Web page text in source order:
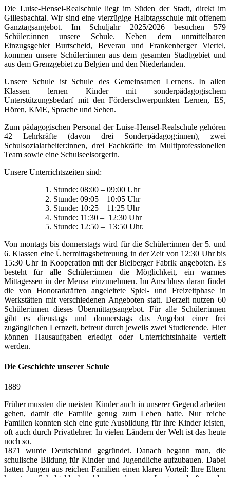
Die Luise-Hensel-Realschule liegt im Süden der Stadt, direkt im
Gillesbachtal. Wir sind eine vierzügige Halbtagsschule mit offenem
Ganztagsangebot. Im Schuljahr 2025/2026 besuchen 579
Schüler:innen unsere Schule. Neben dem unmittelbaren
Einzugsgebiet Burtscheid, Beverau und Frankenberger Viertel,
kommen unsere Schüler:innen aus dem gesamten Stadtgebiet und
aus dem Grenzgebiet zu Belgien und den Niederlanden.
Unsere Schule ist Schule des Gemeinsamen Lernens. In allen
Klassen lernen Kinder mit sonderpädagogischem
Unterstützungsbedarf mit den Förderschwerpunkten Lernen, ES,
Hören, KME, Sprache und Sehen.
Zum pädagogischen Personal der Luise-Hensel-Realschule gehören
42 Lehrkräfte (davon drei Sonderpädagog:innen), zwei
Schulsozialarbeiter:innen, drei Fachkräfte im Multiprofessionellen
Team sowie eine Schulseelsorgerin.
Unsere Unterrichtszeiten sind:
1. Stunde: 08:00 – 09:00 Uhr
2. Stunde: 09:05 – 10:05 Uhr
3. Stunde: 10:25 – 11:25 Uhr
4. Stunde: 11:30 – 12:30 Uhr
5. Stunde: 12:50 – 13:50 Uhr.
Von montags bis donnerstags wird für die Schüler:innen der 5. und
6. Klassen eine Übermittagsbetreuung in der Zeit von 12:30 Uhr bis
15:30 Uhr in Kooperation mit der Bleiberger Fabrik angeboten. Es
besteht für alle Schüler:innen die Möglichkeit, ein warmes
Mittagessen in der Mensa einzunehmen. Im Anschluss daran findet
die von Honorarkräften angeleitete Spiel- und Freizeitphase in
Werkstätten mit verschiedenen Angeboten statt. Derzeit nutzen 60
Schüler:innen dieses Übermittagsangebot. Für alle Schüler:innen
gibt es dienstags und donnerstags das Angebot einer frei
zugänglichen Lernzeit, betreut durch jeweils zwei Studierende. Hier
können Hausaufgaben erledigt oder Unterrichtsinhalte vertieft
werden.
Die Geschichte unserer Schule
1889
Früher mussten die meisten Kinder auch in unserer Gegend arbeiten
gehen, damit die Familie genug zum Leben hatte. Nur reiche
Familien konnten sich eine gute Ausbildung für ihre Kinder leisten,
oft auch durch Privatlehrer. In vielen Ländern der Welt ist das heute
noch so.
1871 wurde Deutschland gegründet. Danach begann man, die
schulische Bildung für Kinder und Jugendliche aufzubauen. Dabei
hatten Jungen aus reichen Familien einen klaren Vorteil: Ihre Eltern